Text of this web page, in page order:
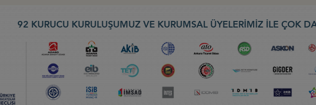
92 KURUCU KURULUŞUMUZ VE KURUMSAL ÜYELERİMİZ İLE ÇOK